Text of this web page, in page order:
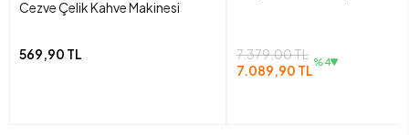
Cezve Çelik Kahve Makinesi
569,90 TL
7.379,00 TL
7.089,90 TL %4